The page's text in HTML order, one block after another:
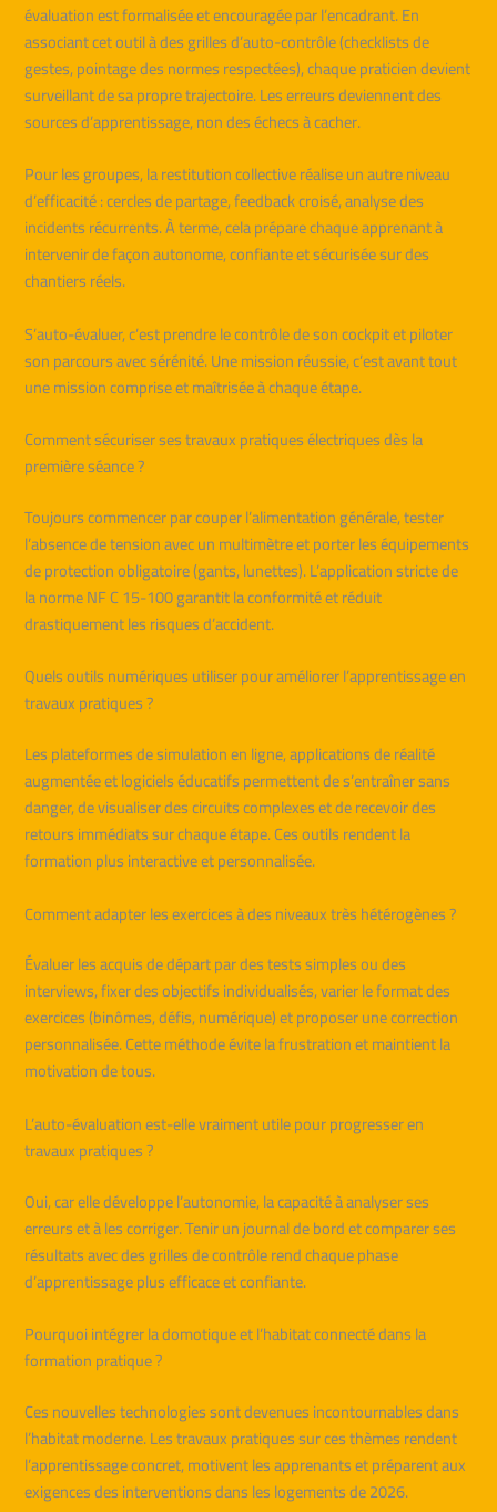
évaluation est formalisée et encouragée par l’encadrant. En
associant cet outil à des grilles d’auto-contrôle (checklists de
gestes, pointage des normes respectées), chaque praticien devient
surveillant de sa propre trajectoire. Les erreurs deviennent des
sources d’apprentissage, non des échecs à cacher.
Pour les groupes, la restitution collective réalise un autre niveau
d’efficacité : cercles de partage, feedback croisé, analyse des
incidents récurrents. À terme, cela prépare chaque apprenant à
intervenir de façon autonome, confiante et sécurisée sur des
chantiers réels.
S’auto-évaluer, c’est prendre le contrôle de son cockpit et piloter
son parcours avec sérénité. Une mission réussie, c’est avant tout
une mission comprise et maîtrisée à chaque étape.
Comment sécuriser ses travaux pratiques électriques dès la
première séance ?
Toujours commencer par couper l’alimentation générale, tester
l’absence de tension avec un multimètre et porter les équipements
de protection obligatoire (gants, lunettes). L’application stricte de
la norme NF C 15-100 garantit la conformité et réduit
drastiquement les risques d’accident.
Quels outils numériques utiliser pour améliorer l’apprentissage en
travaux pratiques ?
Les plateformes de simulation en ligne, applications de réalité
augmentée et logiciels éducatifs permettent de s’entraîner sans
danger, de visualiser des circuits complexes et de recevoir des
retours immédiats sur chaque étape. Ces outils rendent la
formation plus interactive et personnalisée.
Comment adapter les exercices à des niveaux très hétérogènes ?
Évaluer les acquis de départ par des tests simples ou des
interviews, fixer des objectifs individualisés, varier le format des
exercices (binômes, défis, numérique) et proposer une correction
personnalisée. Cette méthode évite la frustration et maintient la
motivation de tous.
L’auto-évaluation est-elle vraiment utile pour progresser en
travaux pratiques ?
Oui, car elle développe l’autonomie, la capacité à analyser ses
erreurs et à les corriger. Tenir un journal de bord et comparer ses
résultats avec des grilles de contrôle rend chaque phase
d’apprentissage plus efficace et confiante.
Pourquoi intégrer la domotique et l’habitat connecté dans la
formation pratique ?
Ces nouvelles technologies sont devenues incontournables dans
l’habitat moderne. Les travaux pratiques sur ces thèmes rendent
l’apprentissage concret, motivent les apprenants et préparent aux
exigences des interventions dans les logements de 2026.